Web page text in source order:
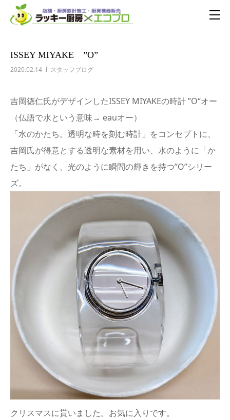
ISSEY MIYAKE ”O”
2020.02.14 スタッフブログ
吉岡徳仁氏がデザインしたISSEY MIYAKEの時計 ”O“オー
（仏語で水という意味→ eauオー）
「水のかたち。透明な時を刻む時計」をコンセプトに、
吉岡氏が得意とする透明な素材を用い、水のように「か
たち」がなく、光のように瞬間の輝きを持つ”O”シリー
ズ。
クリスマスに貰いました。お気に入りです。